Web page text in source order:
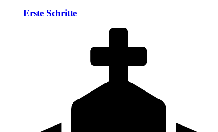
Erste Schritte